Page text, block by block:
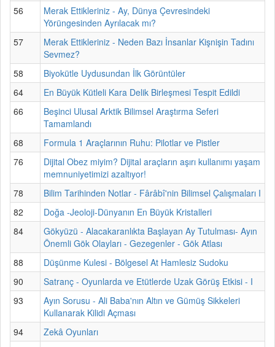
56
Merak Ettikleriniz - Ay, Dünya Çevresindeki
Yörüngesinden Ayrılacak mı?
57
Merak Ettikleriniz - Neden Bazı İnsanlar Kişnişin Tadını
Sevmez?
58
Biyokütle Uydusundan İlk Görüntüler
64
En Büyük Kütleli Kara Delik Birleşmesi Tespit Edildi
66
Beşinci Ulusal Arktik Bilimsel Araştırma Seferi
Tamamlandı
68
Formula 1 Araçlarının Ruhu: Pilotlar ve Pistler
76
Dijital Obez miyim? Dijital araçların aşırı kullanımı yaşam
memnuniyetimizi azaltıyor!
78
Bilim Tarihinden Notlar - Fârâbî'nin Bilimsel Çalışmaları I
82
Doğa -Jeoloji-Dünyanın En Büyük Kristalleri
84
Gökyüzü - Alacakaranlıkta Başlayan Ay Tutulması- Ayın
Önemli Gök Olayları - Gezegenler - Gök Atlası
88
Düşünme Kulesi - Bölgesel At Hamlesiz Sudoku
90
Satranç - Oyunlarda ve Etütlerde Uzak Görüş Etkisi - I
93
Ayın Sorusu - Ali Baba'nın Altın ve Gümüş Sikkeleri
Kullanarak Kilidi Açması
94
Zekâ Oyunları